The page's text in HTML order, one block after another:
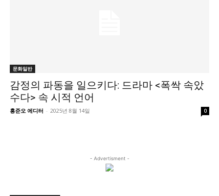
정치일반
국회/정당
문화일반
감정의 파동을 일으키다: 드라마 <폭싹 속았
수다> 속 시적 언어
홍준오 에디터 - 2025년 8월 14일 0
- Advertisment -